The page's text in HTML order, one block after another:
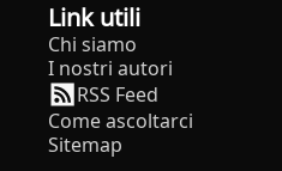
Link utili
Chi siamo
I nostri autori
RSS Feed
Come ascoltarci
Sitemap